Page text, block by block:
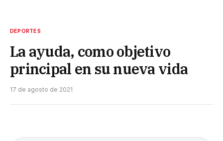
DEPORTES
La ayuda, como objetivo
principal en su nueva vida
17 de agosto de 2021